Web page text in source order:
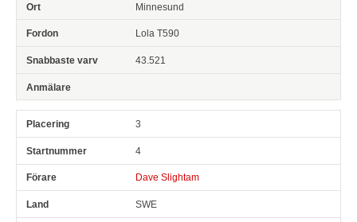
Minnesund
Lola T590
43.521
3
4
Dave Slightam
SWE